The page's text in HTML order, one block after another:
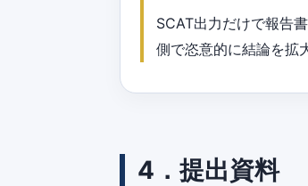
SCAT出力だけで報告
側で恣意的に結論を拡
4．提出資料